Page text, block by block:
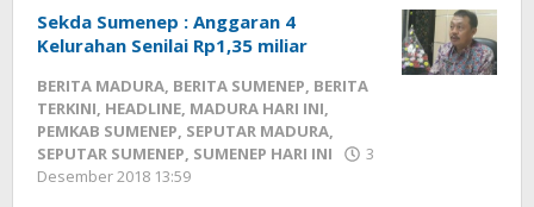
Sekda Sumenep : Anggaran 4
Kelurahan Senilai Rp1,35 miliar
BERITA MADURA, BERITA SUMENEP, BERITA
TERKINI, HEADLINE, MADURA HARI INI,
PEMKAB SUMENEP, SEPUTAR MADURA,
SEPUTAR SUMENEP, SUMENEP HARI INI
3
Desember 2018 13:59